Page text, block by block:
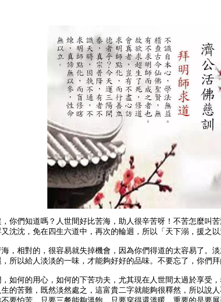
你們知道嗎？人世間好比苦海，助人很辛苦呀！不苦怎麼叫
沈沈，免在四生六道中，再次的輪迴，所以「天下溺，援之以
，相對的，很容易就失掉機會，因為你們得道的太容易了。
所以給人淡淡的一味，才能夠好好的品味。不要忘了，你們
如何的用心，如何的下苦功夫，尤其現在人世間太過於享受
的苦難，既然淡然處之，這富貴二字就能夠很釋然，所以說
要怕苦，只要三餐能夠溫飽，只要穿得還溫暖，重要的是要